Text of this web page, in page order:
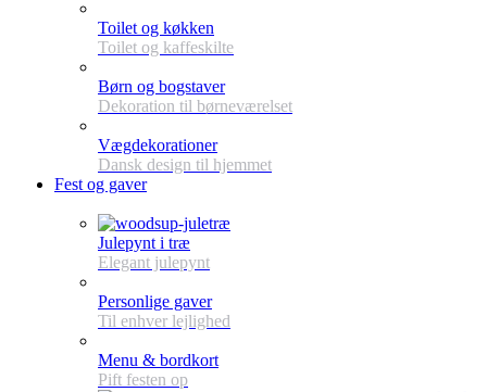
Toilet og køkken
Toilet og kaffeskilte
Børn og bogstaver
Dekoration til børneværelset
Vægdekorationer
Dansk design til hjemmet
Fest og gaver
Julepynt i træ
Elegant julepynt
Personlige gaver
Til enhver lejlighed
Menu & bordkort
Pift festen op